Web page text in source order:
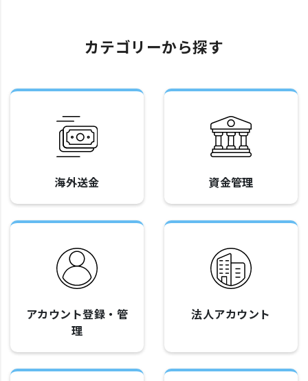
カテゴリーから探す
海外送金 資金管理
アカウント登録・管
理
法人アカウント